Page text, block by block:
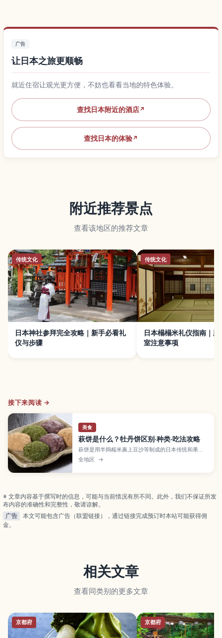
广告
让日本之旅更顺畅
就近住宿让观光更方便，不妨也看看当地的特色体验。
查找日本附近的酒店↗
查找日本的体验↗
附近推荐景点
查看该地区的推荐文章
传统文化
日本神社参拜完全攻略｜新手必看礼
仪与步骤
传统文化
日本榻榻米礼仪指南｜
室注意事项
接下来阅读 →
美食
萩饼是什么？牡丹饼区别·种类·吃法攻略
萩饼是用半捣糯米裹上豆沙等制成的日本传统和果
子。本文详解它与牡丹饼的区别、和彼岸节的关联，
以及豆沙、黄豆粉、芝麻等常见种类与选购要点。
全地区 →
※ 文章内容基于撰写时的信息，可能与当前情况有所不同。此外，我们不保证所发
布内容的准确性和完整性，敬请谅解。
广告
本文可能包含广告（联盟链接），通过链接完成预订时本站可能获得佣
金。
相关文章
查看同类别的更多文章
京都府 京都府